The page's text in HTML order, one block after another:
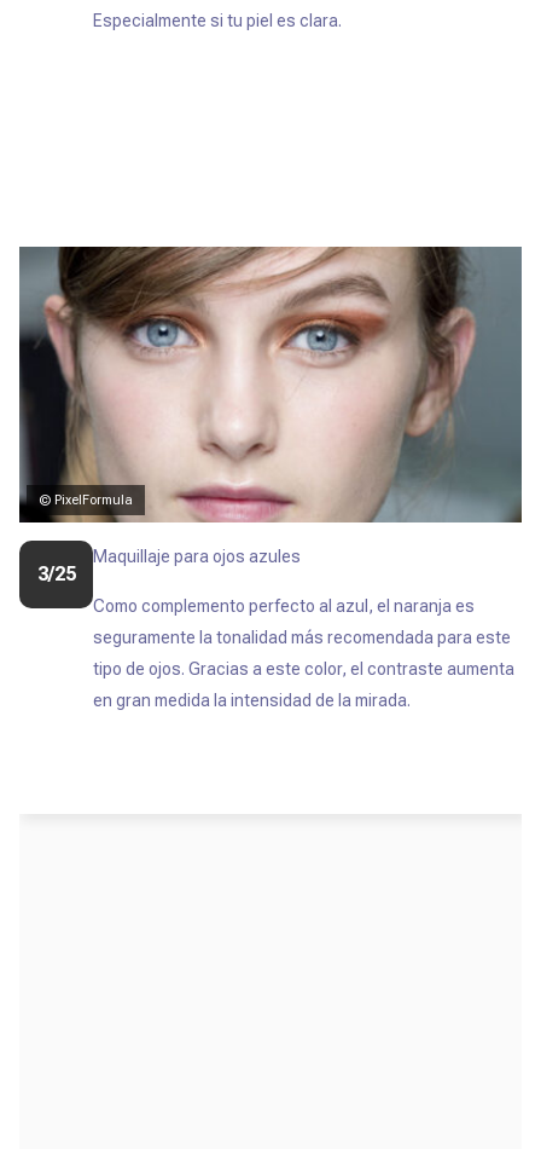
Especialmente si tu piel es clara.
© PixelFormula
3/25
Maquillaje para ojos azules
Como complemento perfecto al azul, el naranja es
seguramente la tonalidad más recomendada para este
tipo de ojos. Gracias a este color, el contraste aumenta
en gran medida la intensidad de la mirada.